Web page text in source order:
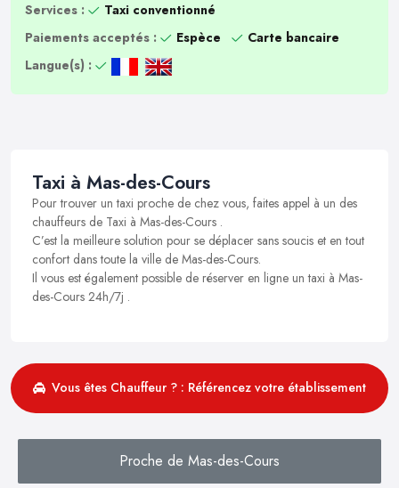
Services :
Taxi conventionné
Paiements acceptés :
Espèce
Carte bancaire
Langue(s) :
Taxi à Mas-des-Cours
Pour trouver un taxi proche de chez vous, faites appel à un des
chauffeurs de Taxi à Mas-des-Cours .
C’est la meilleure solution pour se déplacer sans soucis et en tout
confort dans toute la ville de Mas-des-Cours.
Il vous est également possible de réserver en ligne un taxi à Mas-
des-Cours 24h/7j .
Vous êtes Chauffeur ? : Référencez votre établissement
Proche de Mas-des-Cours